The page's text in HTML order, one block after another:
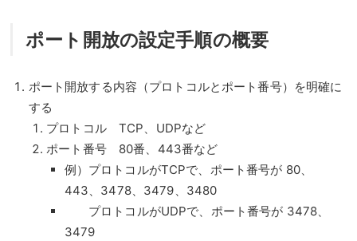
ポート開放の設定手順の概要
ポート開放する内容（プロトコルとポート番号）を明確に
する
プロトコル TCP、UDPなど
ポート番号 80番、443番など
例）プロトコルがTCPで、ポート番号が 80、
443、3478、3479、3480
プロトコルがUDPで、ポート番号が 3478、
3479